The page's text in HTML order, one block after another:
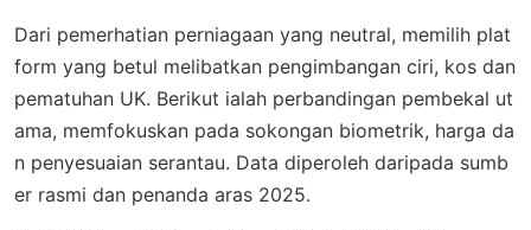
Dari pemerhatian perniagaan yang neutral, memilih plat
form yang betul melibatkan pengimbangan ciri, kos dan
pematuhan UK. Berikut ialah perbandingan pembekal ut
ama, memfokuskan pada sokongan biometrik, harga da
n penyesuaian serantau. Data diperoleh daripada sumb
er rasmi dan penanda aras 2025.